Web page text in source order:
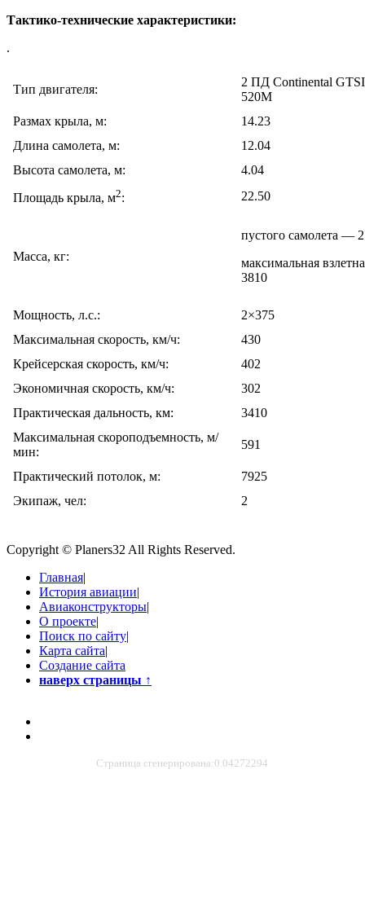
Тактико-технические характеристики:
.
Тип двигателя:
2 ПД Continental
520M
Размах крыла, м:
14.23
Длина самолета, м:
12.04
Высота самолета, м:
4.04
Площадь крыла, м2: 22.50
Масса, кг:
пустого самолета —
максимальная
3810
Мощность, л.с.:
2×375
Максимальная скорость, км/ч:
430
Крейсерская скорость, км/ч:
402
Экономичная скорость, км/ч:
302
Практическая дальность, км:
3410
Максимальная скороподъемность, м/
мин:
591
Практический потолок, м:
7925
Экипаж, чел:
2
Copyright © Planers32 All Rights Reserved.
Главная|
История авиации|
Авиаконструкторы|
О проекте|
Поиск по сайту|
Карта сайта|
Создание сайта
наверх страницы ↑
Страница сгенерирована:0.04272294